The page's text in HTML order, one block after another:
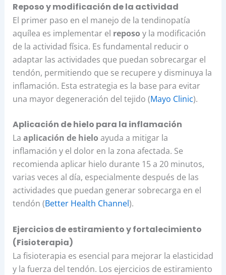
Reposo y modificación de la actividad
El primer paso en el manejo de la tendinopatía
aquílea es implementar el reposo y la modificación
de la actividad física. Es fundamental reducir o
adaptar las actividades que puedan sobrecargar el
tendón, permitiendo que se recupere y disminuya la
inflamación. Esta estrategia es la base para evitar
una mayor degeneración del tejido (Mayo Clinic).
Aplicación de hielo para la inflamación
La aplicación de hielo ayuda a mitigar la
inflamación y el dolor en la zona afectada. Se
recomienda aplicar hielo durante 15 a 20 minutos,
varias veces al día, especialmente después de las
actividades que puedan generar sobrecarga en el
tendón (Better Health Channel).
Ejercicios de estiramiento y fortalecimiento
(Fisioterapia)
La fisioterapia es esencial para mejorar la elasticidad
y la fuerza del tendón. Los ejercicios de estiramiento